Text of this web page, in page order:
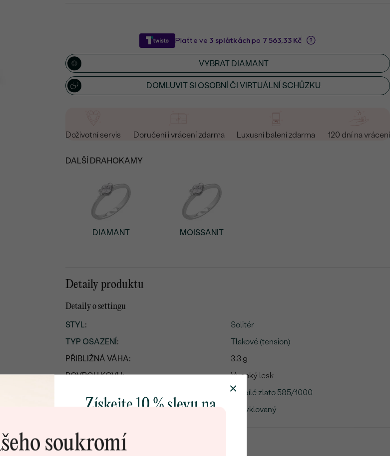
soukromí
VYBRAT DIAMANT
DOMLUVIT SI OSOBNÍ ČI VIRTUÁLNÍ SCHŮZKU
Doživotní servis Doručení i vrácení zdarma Luxusní balení zdarma 120 dní na vrácení
DALŠÍ DRAHOKAMY
DIAMANT MOISSANIT
Detaily produktu
Detaily o settingu
STYL:
Solitér
TYP OSAZENÍ:
Tlakové (tension)
PŘIBLIŽNÁ VÁHA:
3.3 g
POVRCH KOVU:
Vysoký lesk
14k bílé zlato 585/1000
PŮVOD KOVU : Recyklovaný
Získejte 10 % slevu na